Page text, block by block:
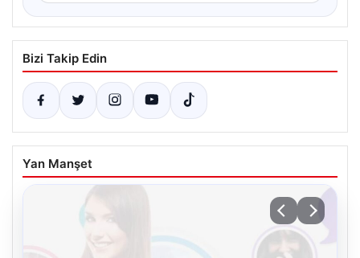
Bizi Takip Edin
Yan Manşet